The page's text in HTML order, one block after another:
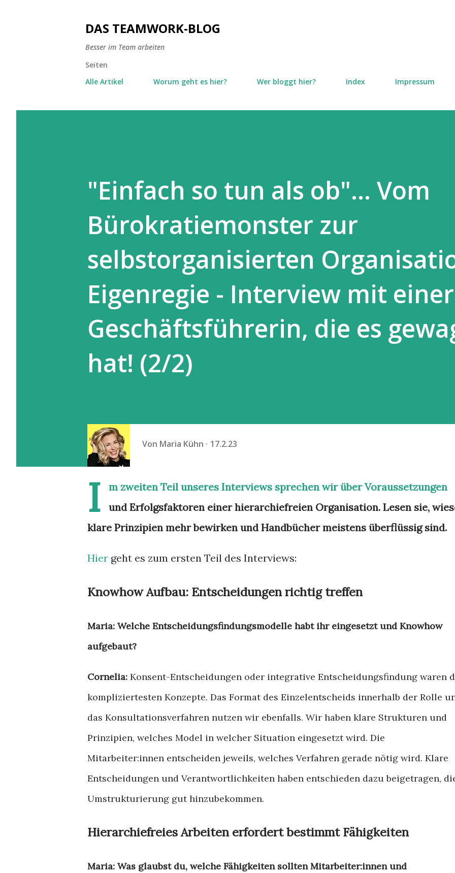
DAS TEAMWORK-BLOG
Besser im Team arbeiten
Seiten
Alle Artikel
Worum geht es hier? Wer bloggt hier? Index Impressum
"Einfach so tun als ob"... Vom
Bürokratiemonster zur
selbstorganisierten
Eigenregie - Interview mit einer
Geschäftsführerin, die es
hat! (2/2)
Von Maria Kühn 17.2.23
I
m zweiten Teil unseres Interviews sprechen wir über Voraussetzungen
und Erfolgsfaktoren einer hierarchiefreien Organisation. Lesen sie,
klare Prinzipien mehr bewirken und Handbücher meistens überflüssig sind.
Hier geht es zum ersten Teil des Interviews:
Knowhow Aufbau: Entscheidungen richtig treffen
Maria: Welche Entscheidungsfindungsmodelle habt ihr eingesetzt und Knowhow
aufgebaut?
Cornelia: Konsent-Entscheidungen oder integrative Entscheidungsfindung waren
kompliziertesten Konzepte. Das Format des Einzelentscheids innerhalb der Rolle
das Konsultationsverfahren nutzen wir ebenfalls. Wir haben klare Strukturen und
Prinzipien, welches Model in welcher Situation eingesetzt wird. Die
Mitarbeiter:innen entscheiden jeweils, welches Verfahren gerade nötig wird. Klare
Entscheidungen und Verantwortlichkeiten haben entschieden dazu beigetragen,
Umstrukturierung gut hinzubekommen.
Hierarchiefreies Arbeiten erfordert bestimmt Fähigkeiten
Maria: Was glaubst du, welche Fähigkeiten sollten Mitarbeiter:innen und